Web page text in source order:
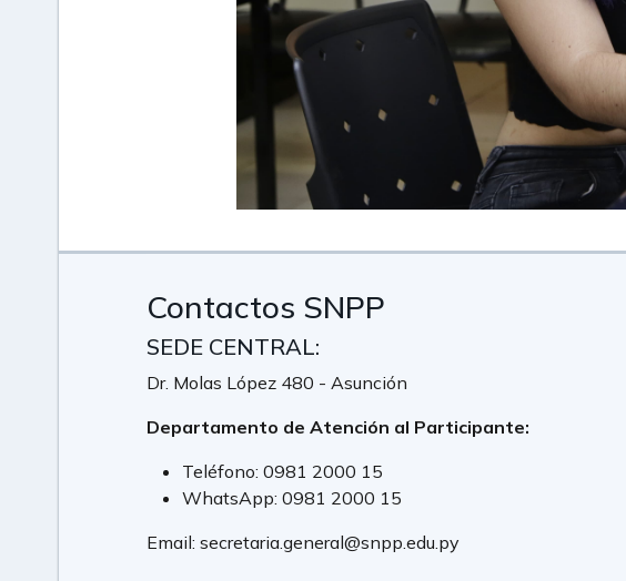
Contactos SNPP
SEDE CENTRAL:
Dr. Molas López 480 - Asunción
Departamento de Atención al Participante:
Teléfono: 0981 2000 15
WhatsApp: 0981 2000 15
Email: secretaria.general@snpp.edu.py